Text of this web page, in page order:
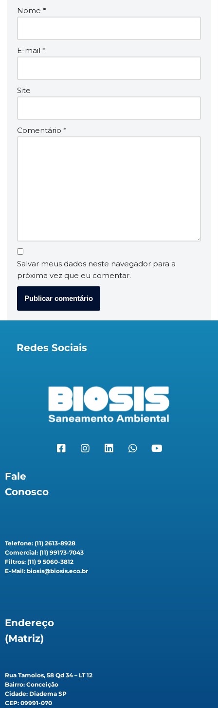
Nome *
E-mail *
Site
Comentário *
Salvar meus dados neste navegador para a
próxima vez que eu comentar.
Redes Sociais
Fale
Conosco
Telefone: (11) 2613-8928
Comercial: (11) 99173-7043
Filtros: (11) 9 5060-3812
E-Mail: biosis@biosis.eco.br
Endereço
(Matriz)
Rua Tamoios, 58 Qd 34 – LT 12
Bairro: Conceição
Cidade: Diadema SP
CEP: 09991-070